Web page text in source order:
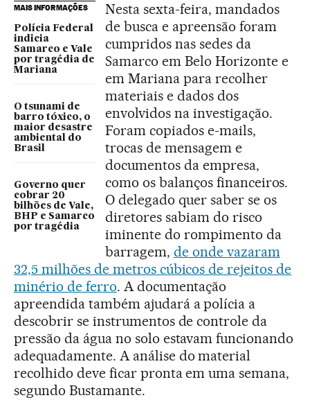
MAIS INFORMAÇÕES
Polícia Federal
indicia
Samarco e Vale
por tragédia de
Mariana
O tsunami de
barro tóxico, o
maior desastre
ambiental do
Brasil
Governo quer
cobrar 20
bilhões de Vale,
BHP e Samarco
por tragédia
Nesta sexta-feira, mandados
de busca e apreensão foram
cumpridos nas sedes da
Samarco em Belo Horizonte e
em Mariana para recolher
materiais e dados dos
envolvidos na investigação.
Foram copiados e-mails,
trocas de mensagem e
documentos da empresa,
como os balanços financeiros.
O delegado quer saber se os
diretores sabiam do risco
iminente do rompimento da
barragem, de onde vazaram
32,5 milhões de metros cúbicos de rejeitos de
minério de ferro. A documentação
apreendida também ajudará a polícia a
descobrir se instrumentos de controle da
pressão da água no solo estavam funcionando
adequadamente. A análise do material
recolhido deve ficar pronta em uma semana,
segundo Bustamante.